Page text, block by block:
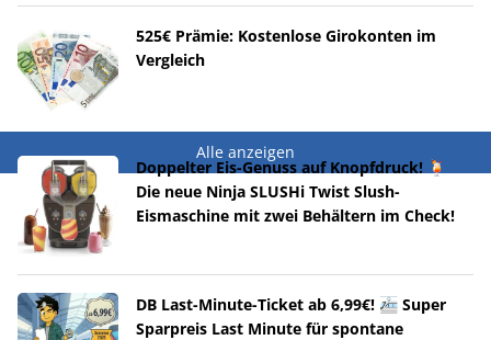
525€ Prämie: Kostenlose Girokonten im
Vergleich
Alle anzeigen
Doppelter Eis-Genuss auf Knopfdruck! 🍹
Die neue Ninja SLUSHi Twist Slush-
Eismaschine mit zwei Behältern im Check!
DB Last-Minute-Ticket ab 6,99€! 🚈 Super
Sparpreis Last Minute für spontane